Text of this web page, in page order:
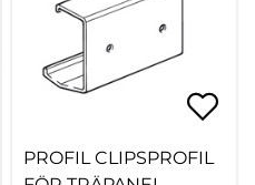
PROFIL CLIPSPROFIL